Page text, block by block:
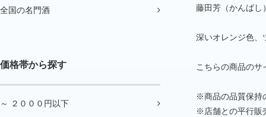
全国の名門酒
価格帯から探す
～ ２０００円以下
藤田芳（かんばし
深いオレンジ色、
こちらの商品の
※商品の品質保持
※店舗との平行販